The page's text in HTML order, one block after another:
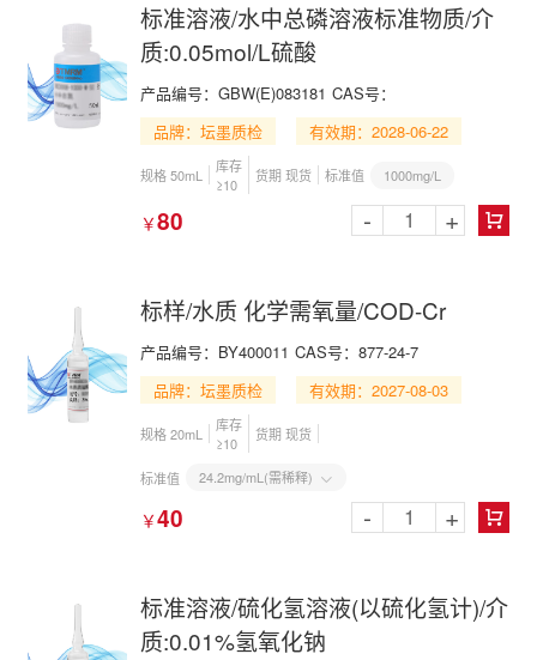
标准溶液/水中总磷溶液标准物质/介
质:0.05mol/L硫酸
产品编号：GBW(E)083181 CAS号：
品牌：坛墨质检
有效期：2028-06-22
规格 50mL
库存
≥10
货期 现货 标准值 1000mg/L
￥80 
- +
标样/水质 化学需氧量/COD-Cr
产品编号：BY400011 CAS号：877-24-7
品牌：坛墨质检
有效期：2027-08-03
规格 20mL
库存
≥10
货期 现货
标准值 24.2mg/mL(需稀释) 
￥40 
- +
标准溶液/硫化氢溶液(以硫化氢计)/介
质:0.01%氢氧化钠